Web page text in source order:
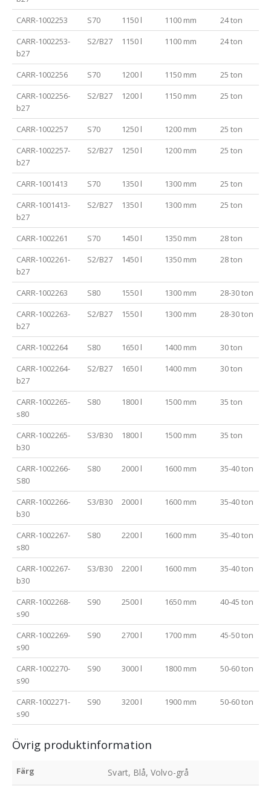
CARR-1002253 S70 1150 l 1100 mm
24 ton
CARR-1002253-
b27
S2/B27 1150 l 1100 mm 24 ton
CARR-1002256 S70 1200 l 1150 mm
25 ton
CARR-1002256-
b27
S2/B27 1200 l 1150 mm 25 ton
CARR-1002257 S70 1250 l 1200 mm
25 ton
CARR-1002257-
b27
S2/B27 1250 l 1200 mm 25 ton
CARR-1001413 S70 1350 l 1300 mm
25 ton
CARR-1001413-
b27
S2/B27 1350 l 1300 mm 25 ton
CARR-1002261 S70 1450 l 1350 mm
28 ton
CARR-1002261-
b27
S2/B27 1450 l 1350 mm 28 ton
CARR-1002263 S80 1550 l 1300 mm
28-30 ton
CARR-1002263-
b27
S2/B27 1550 l 1300 mm 28-30 ton
CARR-1002264 S80 1650 l 1400 mm
30 ton
CARR-1002264-
b27
S2/B27 1650 l 1400 mm 30 ton
CARR-1002265-
s80
S80 1800 l 1500 mm 35 ton
CARR-1002265-
b30
S3/B30 1800 l 1500 mm 35 ton
CARR-1002266-
S80
S80 2000 l 1600 mm 35-40 ton
CARR-1002266-
b30
S3/B30 2000 l 1600 mm 35-40 ton
CARR-1002267-
s80
S80 2200 l 1600 mm 35-40 ton
CARR-1002267-
b30
S3/B30 2200 l 1600 mm 35-40 ton
CARR-1002268-
s90
S90 2500 l 1650 mm 40-45 ton
CARR-1002269-
s90
S90 2700 l 1700 mm 45-50 ton
CARR-1002270-
s90
S90 3000 l 1800 mm 50-60 ton
CARR-1002271-
s90
S90 3200 l 1900 mm 50-60 ton
Övrig produktinformation
Färg Svart, Blå, Volvo-grå